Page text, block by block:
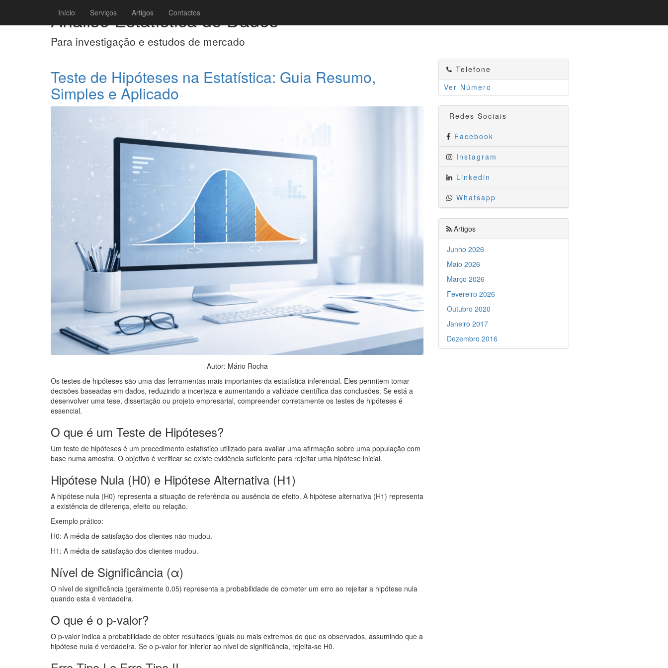
Início Serviços Artigos Contactos
Análise Estatística de Dados
Para investigação e estudos de mercado
Teste de Hipóteses na Estatística: Guia Resumo,
Simples e Aplicado
Autor: Mário Rocha
Os testes de hipóteses são uma das ferramentas mais importantes da estatística inferencial. Eles permitem tomar
decisões baseadas em dados, reduzindo a incerteza e aumentando a validade científica das conclusões. Se está a
desenvolver uma tese, dissertação ou projeto empresarial, compreender corretamente os testes de hipóteses é
essencial.
O que é um Teste de Hipóteses?
Um teste de hipóteses é um procedimento estatístico utilizado para avaliar uma afirmação sobre uma população com
base numa amostra. O objetivo é verificar se existe evidência suficiente para rejeitar uma hipótese inicial.
Hipótese Nula (H0) e Hipótese Alternativa (H1)
A hipótese nula (H0) representa a situação de referência ou ausência de efeito. A hipótese alternativa (H1) representa
a existência de diferença, efeito ou relação.
Exemplo prático:
H0: A média de satisfação dos clientes não mudou.
H1: A média de satisfação dos clientes mudou.
Nível de Significância (α)
O nível de significância (geralmente 0,05) representa a probabilidade de cometer um erro ao rejeitar a hipótese nula
quando esta é verdadeira.
O que é o p-valor?
O p-valor indica a probabilidade de obter resultados iguais ou mais extremos do que os observados, assumindo que a
hipótese nula é verdadeira. Se o p-valor for inferior ao nível de significância, rejeita-se H0.
Telefone
Ver Número
Redes Sociais
Facebook
Instagram
Linkedin
Whatsapp
Artigos
Junho 2026
Maio 2026
Março 2026
Fevereiro 2026
Outubro 2020
Janeiro 2017
Dezembro 2016